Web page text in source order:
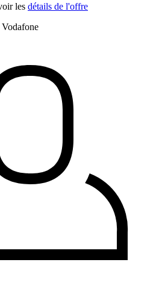
les détails de l'offre
Vodafone